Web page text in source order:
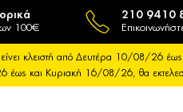
100€
210 9410
κλειστή από Δευτέρα 10/08/26
έως και Κυριακή 16/08/26, θα